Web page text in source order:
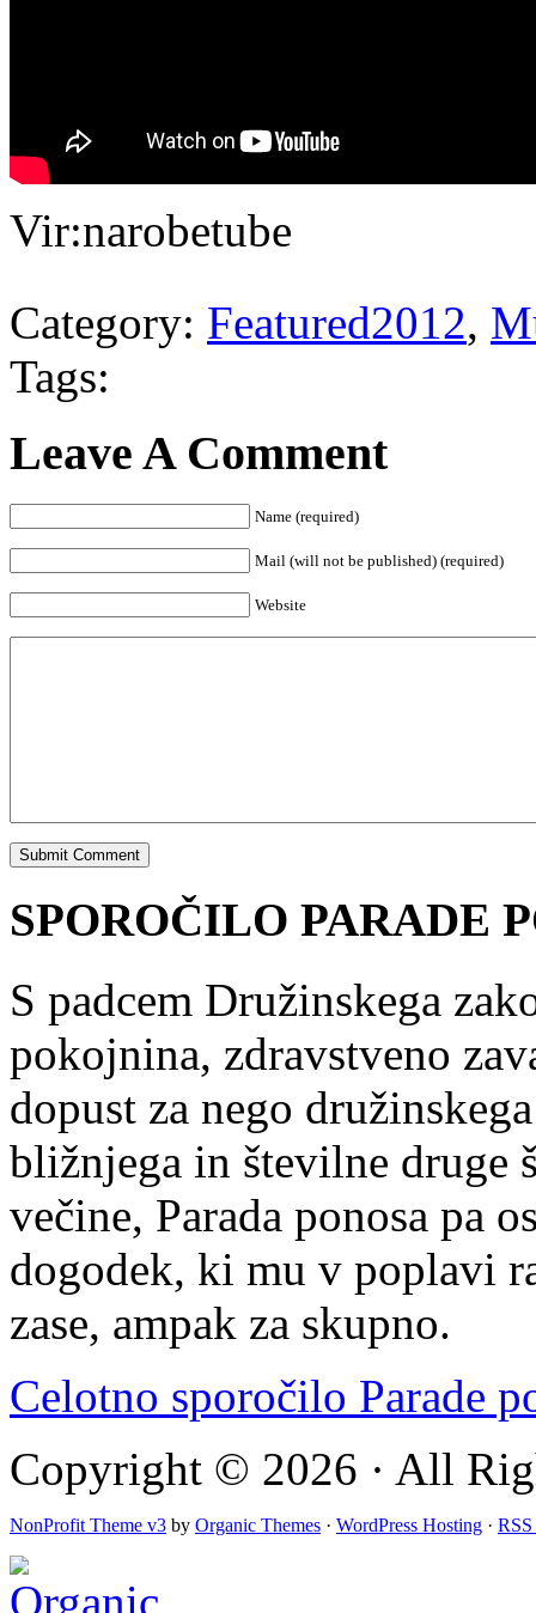
Vir:narobetube
Category: Featured2012,
Tags:
Leave A Comment
Name (required)
Mail (will not be published) (required)
Website
SPOROČILO PARADE
S padcem Družinskega
pokojnina, zdravstveno
dopust za nego
bližnjega in številne druge
večine, Parada ponosa pa
dogodek, ki mu v poplavi
zase, ampak za skupno.
Celotno sporočilo Parade
Copyright © 2026 · All
NonProfit Theme v3 by Organic Themes · WordPress Hosting · RSS